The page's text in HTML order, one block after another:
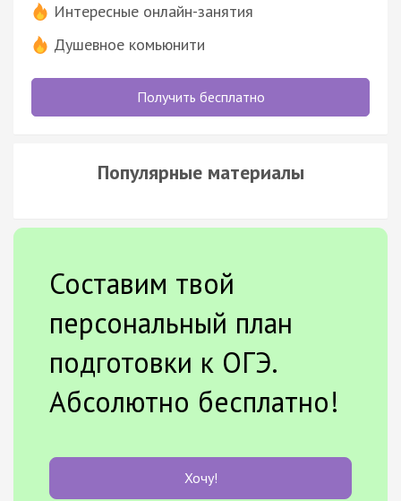
Интересные онлайн-занятия
Душевное комьюнити
Получить бесплатно
Популярные материалы
Составим твой
персональный план
подготовки к ОГЭ.
Абсолютно бесплатно!
Хочу!